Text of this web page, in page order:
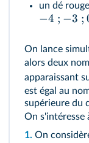
un dé
−4 ; −3 ;
On lance
alors deux
apparaissant
est égal au
supérieure du
On s'intéresse
1. On